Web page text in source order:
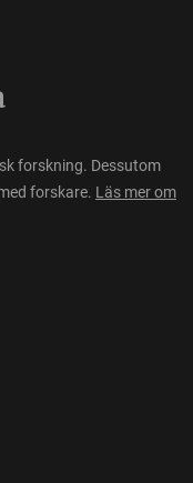
forskning. Dessutom
forskare. Läs mer om